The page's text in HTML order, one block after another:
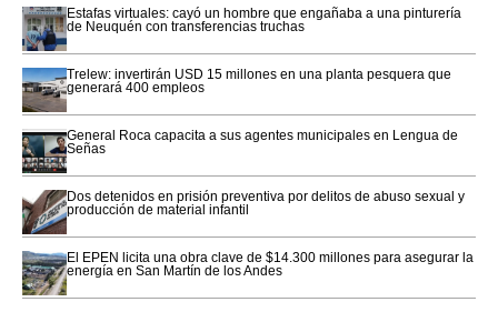
Estafas virtuales: cayó un hombre que engañaba a una pinturería
de Neuquén con transferencias truchas
Trelew: invertirán USD 15 millones en una planta pesquera que
generará 400 empleos
General Roca capacita a sus agentes municipales en Lengua de
Señas
Dos detenidos en prisión preventiva por delitos de abuso sexual y
producción de material infantil
El EPEN licita una obra clave de $14.300 millones para asegurar la
energía en San Martín de los Andes